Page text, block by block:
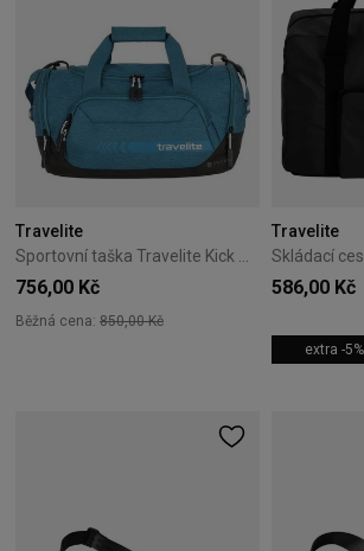
Travelite
Sportovní taška Travelite Kick Off S modrá
756,00 Kč
Běžná cena: 850,00 Kč
Travelite
586,00 Kč
extra -